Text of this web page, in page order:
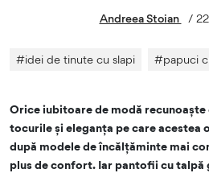
Andreea Stoian /
#idei de tinute cu slapi #papuci
Orice iubitoare de modă
tocurile și eleganța pe care acestea
după modele de încălțăminte mai
plus de confort. Iar pantofii cu talpă